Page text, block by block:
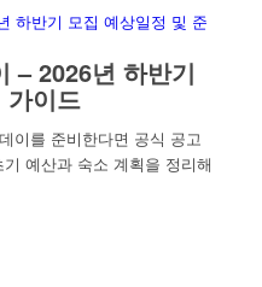
– 2026년 하반기
가이드
이를 준비한다면 공식 공고
예산과 숙소 계획을 정리해